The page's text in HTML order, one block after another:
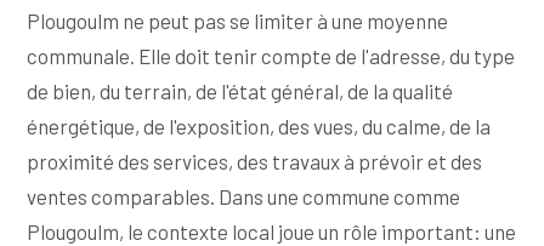
Plougoulm ne peut pas se limiter à une moyenne
communale. Elle doit tenir compte de l'adresse, du type
de bien, du terrain, de l'état général, de la qualité
énergétique, de l'exposition, des vues, du calme, de la
proximité des services, des travaux à prévoir et des
ventes comparables. Dans une commune comme
Plougoulm, le contexte local joue un rôle important: une